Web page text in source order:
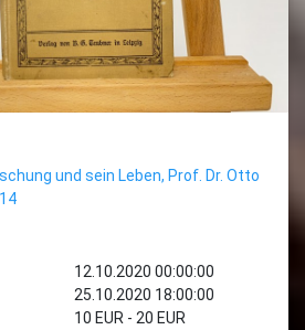
und sein Leben, Prof. Dr. Otto
12.10.2020 00:00:00
25.10.2020 18:00:00
10 EUR - 20 EUR